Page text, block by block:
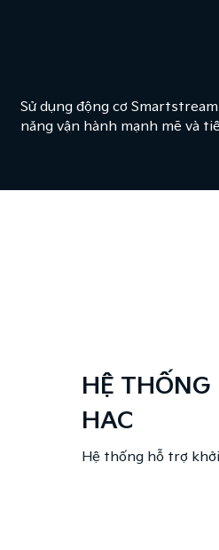
Sử dụng động cơ
năng vận hành mạnh mẽ và
HỆ THỐNG HỖ
Hệ thống hỗ trợ khởi hành